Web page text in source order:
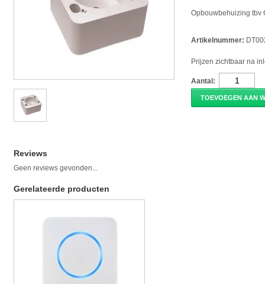
Opbouwbehuizing tbv
Artikelnummer:
Prijzen zichtbaar na
Aantal:
TOEVOEGEN AAN
Reviews
Geen reviews gevonden...
Gerelateerde producten